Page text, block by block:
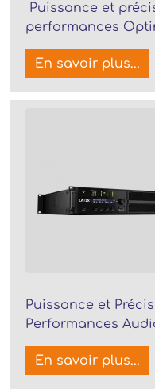
Puissance et
performances
En savoir plus...
Puissance et
Performances
En savoir plus...